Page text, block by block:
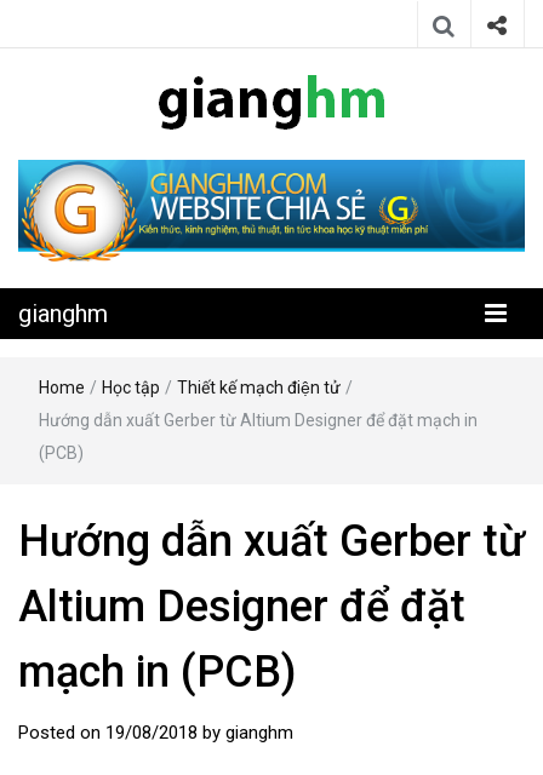
gianghm
kỹ thuật miễn phí
gianghm
Home / Học tập / Thiết kế mạch điện tử /
Hướng dẫn xuất Gerber từ Altium Designer để đặt mạch in
(PCB)
Hướng dẫn xuất Gerber từ
Altium Designer để đặt
mạch in (PCB)
Posted on 19/08/2018 by gianghm